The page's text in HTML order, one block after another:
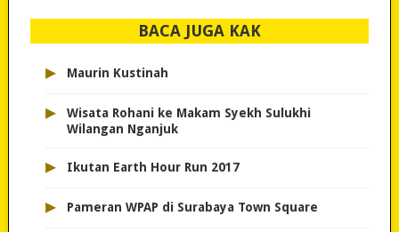
BACA JUGA KAK
▸ Maurin Kustinah
▸
Wisata Rohani ke Makam Syekh Sulukhi
Wilangan Nganjuk
▸ Ikutan Earth Hour Run 2017
▸ Pameran WPAP di Surabaya Town Square